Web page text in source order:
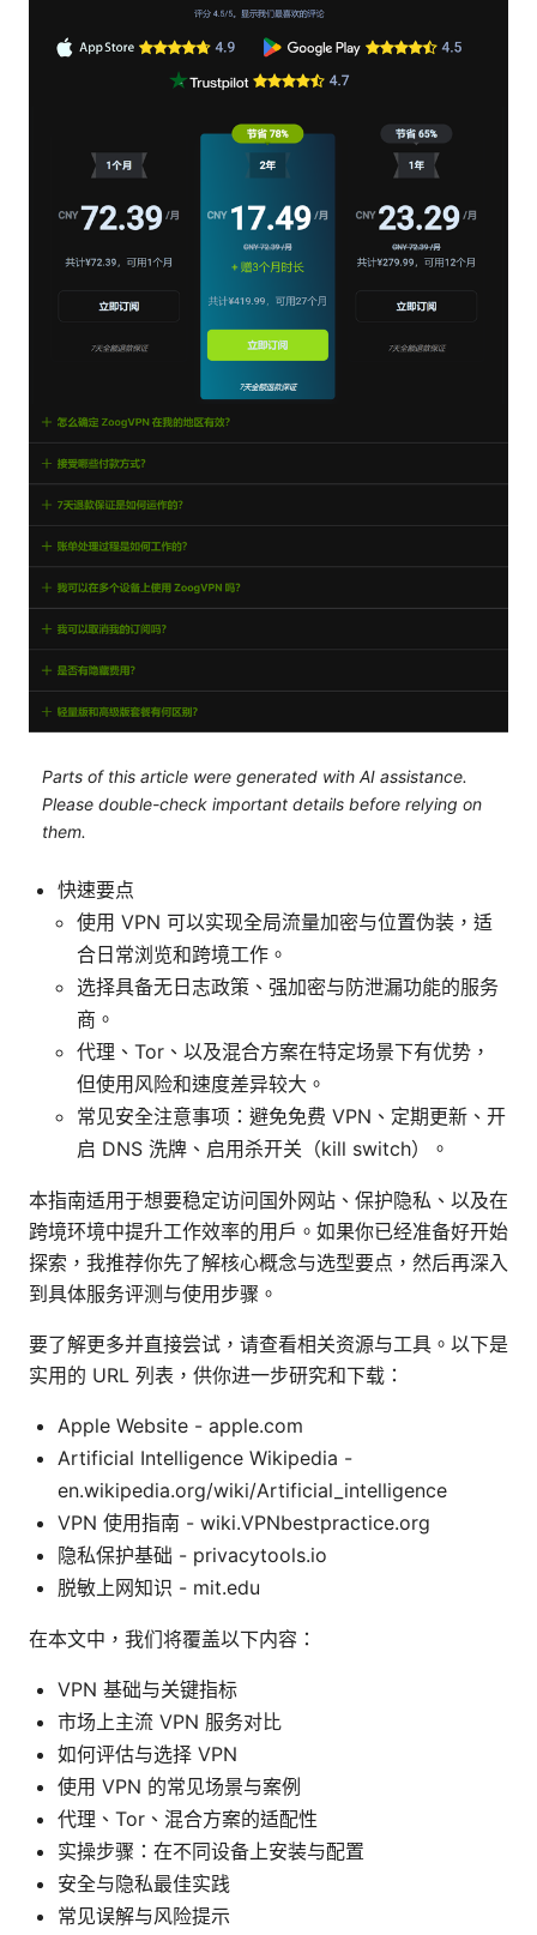
Parts of this article were generated with AI assistance.
Please double-check important details before relying on
them.
快速要点
使用 VPN 可以实现全局流量加密与位置伪装，适
合日常浏览和跨境工作。
选择具备无日志政策、强加密与防泄漏功能的服务
商。
代理、Tor、以及混合方案在特定场景下有优势，
但使用风险和速度差异较大。
常见安全注意事项：避免免费 VPN、定期更新、开
启 DNS 洗牌、启用杀开关（kill switch）。
本指南适用于想要稳定访问国外网站、保护隐私、以及在
跨境环境中提升工作效率的用户。如果你已经准备好开始
探索，我推荐你先了解核心概念与选型要点，然后再深入
到具体服务评测与使用步骤。
要了解更多并直接尝试，请查看相关资源与工具。以下是
实用的 URL 列表，供你进一步研究和下载：
Apple Website - apple.com
Artificial Intelligence Wikipedia -
en.wikipedia.org/wiki/Artificial_intelligence
VPN 使用指南 - wiki.VPNbestpractice.org
隐私保护基础 - privacytools.io
脱敏上网知识 - mit.edu
在本文中，我们将覆盖以下内容：
VPN 基础与关键指标
市场上主流 VPN 服务对比
如何评估与选择 VPN
使用 VPN 的常见场景与案例
代理、Tor、混合方案的适配性
实操步骤：在不同设备上安装与配置
安全与隐私最佳实践
常见误解与风险提示